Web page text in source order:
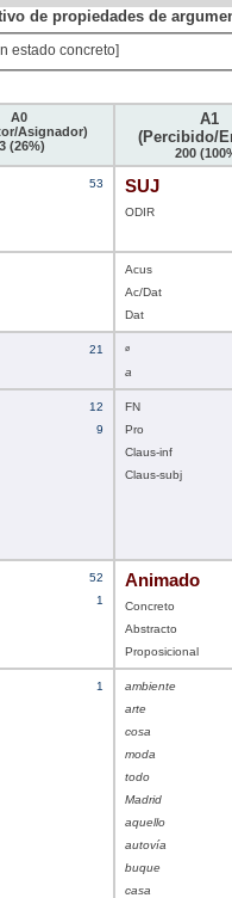
de propiedades de
estado concreto]
A0
Asignador)
(26%)
A1
(Percibido/
200
53 SUJ
ODIR
Acus
Ac/Dat
Dat
21 ø
a
12
9
FN
Pro
Claus-inf
Claus-subj
52
1
Animado
Concreto
Abstracto
Proposicional
1
ambiente
arte
cosa
moda
todo
Madrid
aquello
autovía
buque
casa